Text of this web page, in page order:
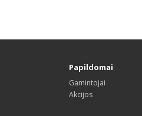
Papildomai
Gamintojai
Akcijos